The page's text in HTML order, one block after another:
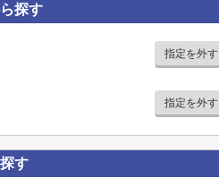
探す
指定を外す
指定を外す
す